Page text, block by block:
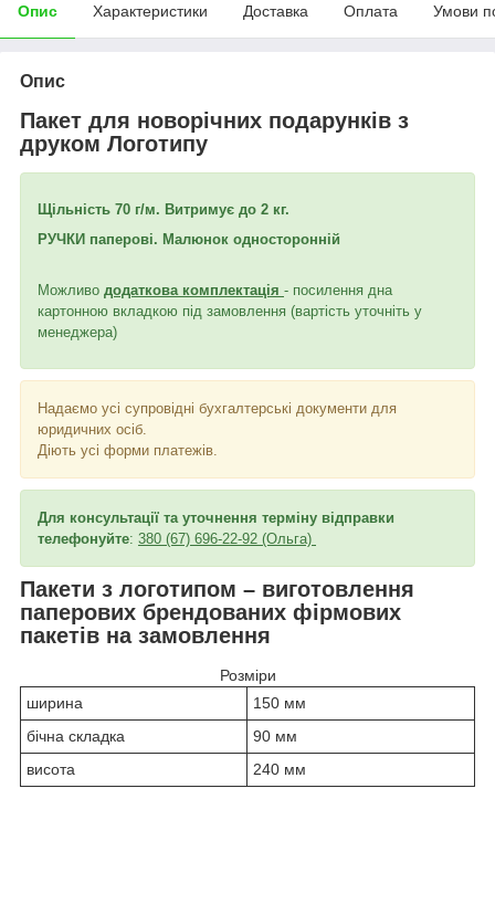
Опис Характеристики Доставка Оплата Умови
Опис
Пакет для новорічних подарунків з
друком Логотипу
Щільність 70 г/м. Витримує до 2 кг.
РУЧКИ паперові. Малюнок односторонній
Можливо додаткова комплектація - посилення дна
картонною вкладкою під замовлення (вартість уточніть у
менеджера)
Надаємо усі супровідні бухгалтерські документи для
юридичних осіб.
Діють усі форми платежів.
Для консультації та уточнення терміну відправки
телефонуйте: 380 (67) 696-22-92 (Ольга)
Пакети з логотипом – виготовлення
паперових брендованих фірмових
пакетів на замовлення
Розміри
ширина
150 мм
бічна складка
90 мм
висота
240 мм